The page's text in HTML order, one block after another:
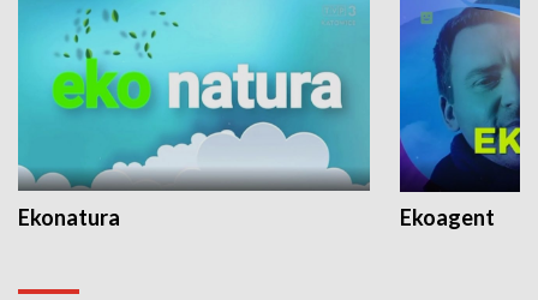
Ekonatura Ekoagent